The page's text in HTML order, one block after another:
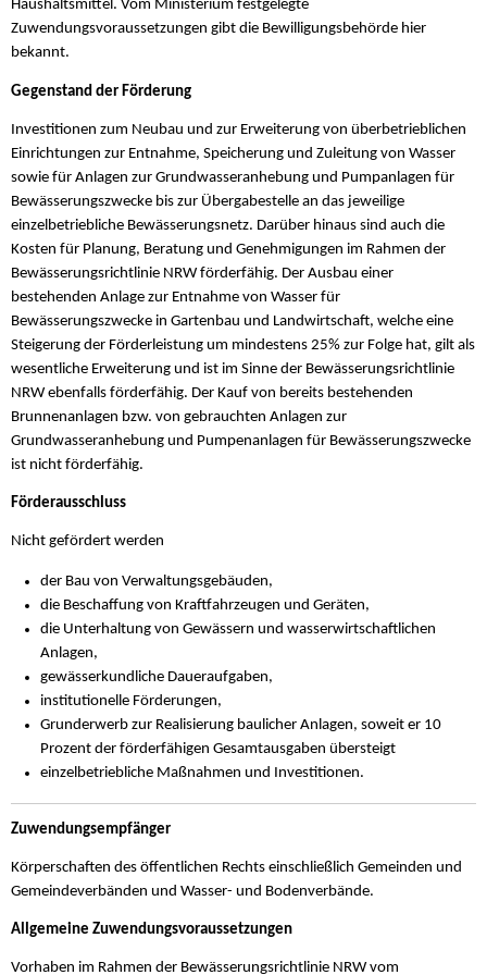
Haushaltsmittel. Vom Ministerium festgelegte
Zuwendungsvoraussetzungen gibt die Bewilligungsbehörde hier
bekannt.
Gegenstand der Förderung
Investitionen zum Neubau und zur Erweiterung von überbetrieblichen
Einrichtungen zur Entnahme, Speicherung und Zuleitung von Wasser
sowie für Anlagen zur Grundwasseranhebung und Pumpanlagen für
Bewässerungszwecke bis zur Übergabestelle an das jeweilige
einzelbetriebliche Bewässerungsnetz. Darüber hinaus sind auch die
Kosten für Planung, Beratung und Genehmigungen im Rahmen der
Bewässerungsrichtlinie NRW förderfähig. Der Ausbau einer
bestehenden Anlage zur Entnahme von Wasser für
Bewässerungszwecke in Gartenbau und Landwirtschaft, welche eine
Steigerung der Förderleistung um mindestens 25% zur Folge hat, gilt als
wesentliche Erweiterung und ist im Sinne der Bewässerungsrichtlinie
NRW ebenfalls förderfähig. Der Kauf von bereits bestehenden
Brunnenanlagen bzw. von gebrauchten Anlagen zur
Grundwasseranhebung und Pumpenanlagen für Bewässerungszwecke
ist nicht förderfähig.
Förderausschluss
Nicht gefördert werden
der Bau von Verwaltungsgebäuden,
die Beschaffung von Kraftfahrzeugen und Geräten,
die Unterhaltung von Gewässern und wasserwirtschaftlichen
Anlagen,
gewässerkundliche Daueraufgaben,
institutionelle Förderungen,
Grunderwerb zur Realisierung baulicher Anlagen, soweit er 10
Prozent der förderfähigen Gesamtausgaben übersteigt
einzelbetriebliche Maßnahmen und Investitionen.
Zuwendungsempfänger
Körperschaften des öffentlichen Rechts einschließlich Gemeinden und
Gemeindeverbänden und Wasser- und Bodenverbände.
Allgemeine Zuwendungsvoraussetzungen
Vorhaben im Rahmen der Bewässerungsrichtlinie NRW vom